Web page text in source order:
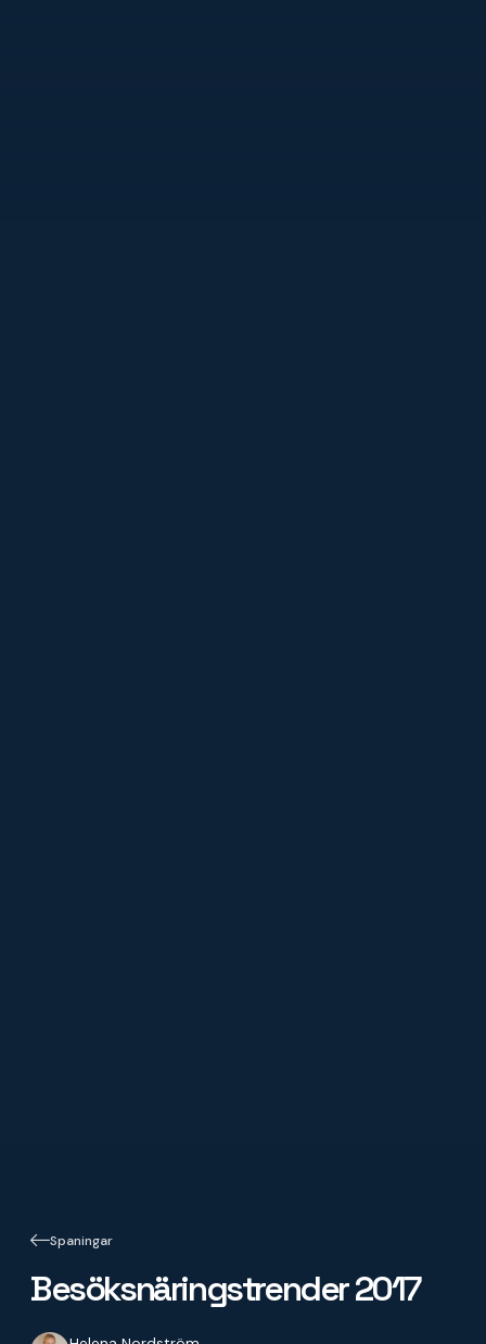
Spaningar
Besöksnäringstrender 2017